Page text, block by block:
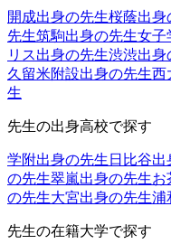
開成出身の先生桜蔭出身
先生筑駒出身の先生女子
リス出身の先生渋渋出身
久留米附設出身の先生西
生
先生の出身高校で探す
学附出身の先生 日比谷出
の先生翠嵐出身の先生お
の先生大宮出身の先生浦
先生の在籍大学で探す